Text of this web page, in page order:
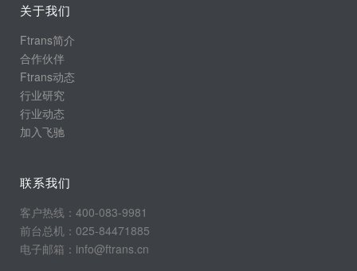
关于我们
Ftrans简介
合作伙伴
Ftrans动态
行业研究
行业动态
加入飞驰
联系我们
客户热线：400-083-9981
前台总机：025-84471885
电子邮箱：info@ftrans.cn